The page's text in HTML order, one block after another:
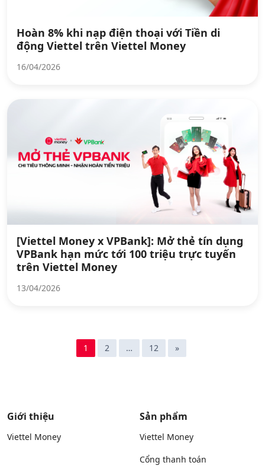
Hoàn 8% khi nạp điện thoại với Tiền di
động Viettel trên Viettel Money
16/04/2026
[Viettel Money x VPBank]: Mở thẻ tín dụng
VPBank hạn mức tới 100 triệu trực tuyến
trên Viettel Money
13/04/2026
1 2 … 12 »
Giới thiệu
Viettel Money
Sản phẩm
Viettel Money
Cổng thanh toán